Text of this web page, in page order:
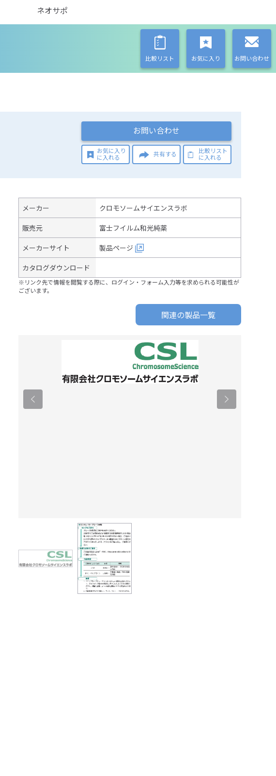
ネオサポ
比較リスト お気に入り お問い合わせ
お問い合わせ
お気に入り
に入れる
共有する
比較リスト
に入れる
メーカー クロモソームサイエンスラボ
販売元 富士フイルム和光純薬
メーカーサイト 製品ページ
カタログダウンロード
※リンク先で情報を閲覧する際に、ログイン・フォーム入力等を求められる可能性が
ございます。
関連の製品一覧